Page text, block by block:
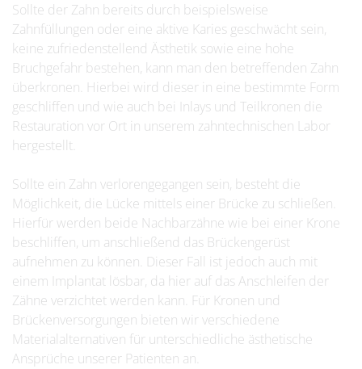
Sollte der Zahn bereits durch beispielsweise
Zahnfüllungen oder eine aktive Karies geschwächt sein,
keine zufriedenstellend Ästhetik sowie eine hohe
Bruchgefahr bestehen, kann man den betreffenden Zahn
überkronen. Hierbei wird dieser in eine bestimmte Form
geschliffen und wie auch bei Inlays und Teilkronen die
Restauration vor Ort in unserem zahntechnischen Labor
hergestellt.
Sollte ein Zahn verlorengegangen sein, besteht die
Möglichkeit, die Lücke mittels einer Brücke zu schließen.
Hierfür werden beide Nachbarzähne wie bei einer Krone
beschliffen, um anschließend das Brückengerüst
aufnehmen zu können. Dieser Fall ist jedoch auch mit
einem Implantat lösbar, da hier auf das Anschleifen der
Zähne verzichtet werden kann. Für Kronen und
Brückenversorgungen bieten wir verschiedene
Materialalternativen für unterschiedliche ästhetische
Ansprüche unserer Patienten an.